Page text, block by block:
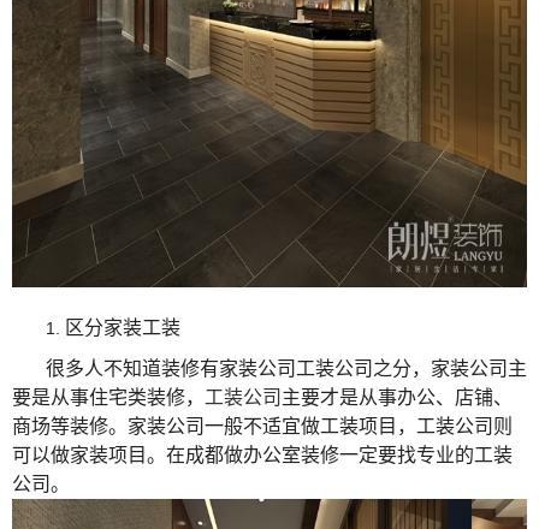
1.
区分家装工装
很多人不知道装修有家装公司工装公司之分，家装公司主
要是从事住宅类装修， 工装公司 主要才是从事办公、店铺、
商场等装修。家装公司一般不适宜做工装项目，工装公司则
可以做家装项目。在成都做办公室装修一定要找专业的工装
公司。